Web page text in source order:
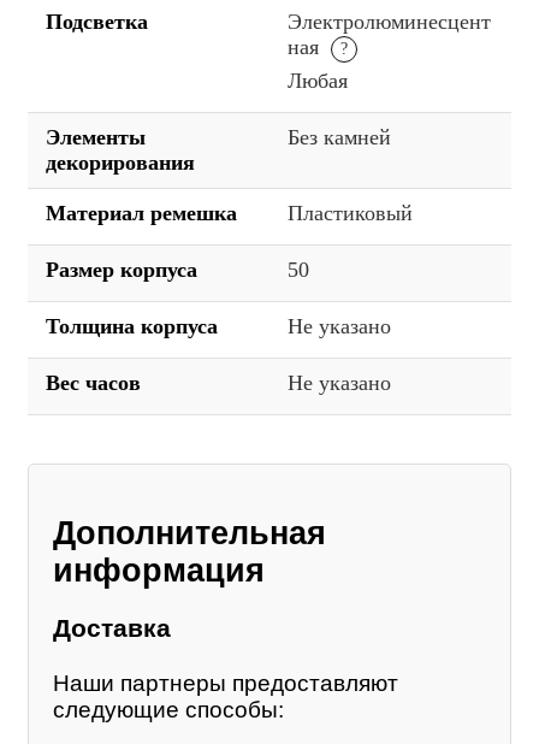
Подсветка
Электролюминесцент
ная
Любая
Элементы
декорирования
Без камней
Материал ремешка Пластиковый
Размер корпуса 50
Толщина корпуса Не указано
Вес часов Не указано
Дополнительная
информация
Доставка
Наши партнеры предоставляют
следующие способы: